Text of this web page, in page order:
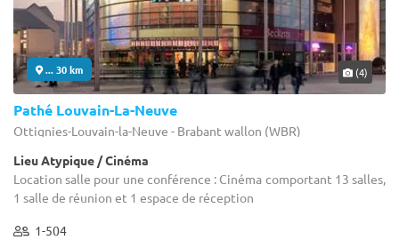
... 30 km (4)
Pathé Louvain-La-Neuve
Ottignies-Louvain-la-Neuve - Brabant wallon (WBR)
Lieu Atypique / Cinéma
Location salle pour une conférence : Cinéma comportant 13 salles,
1 salle de réunion et 1 espace de réception
1-504